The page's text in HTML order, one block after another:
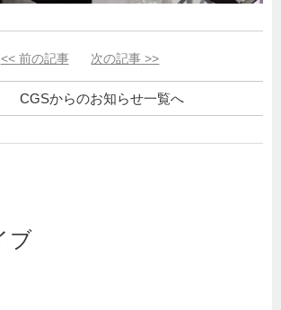
<< 前の記事 次の記事 >>
CGSからのお知らせ一覧へ
ブ